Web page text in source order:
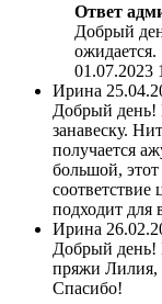
Ответ
Добрый
ожидается.
01.07.2023
Ирина
Добрый день!
занавеску.
получается
большой,
соответствие
подходит для
Ирина
Добрый день!
пряжи Лилия,
Спасибо!